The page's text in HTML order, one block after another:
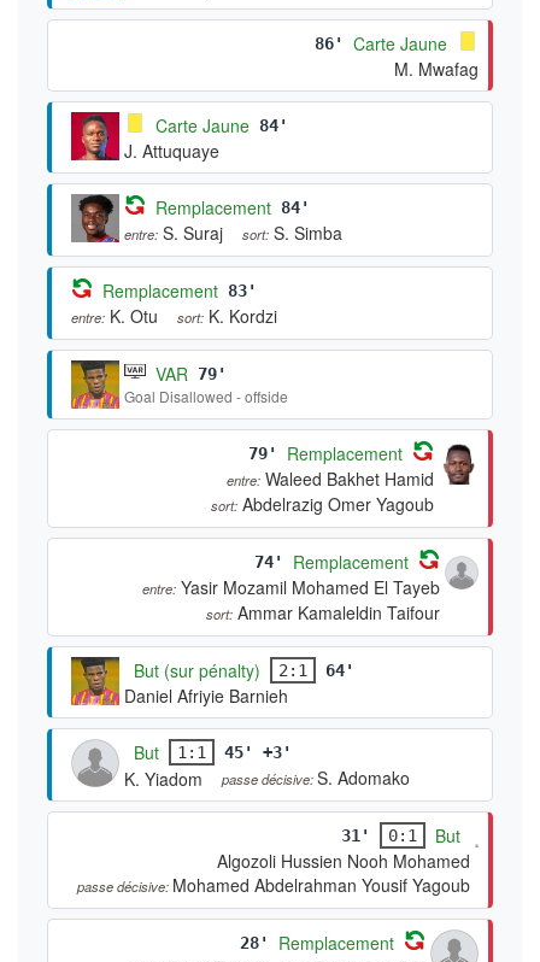
86'
Carte Jaune
M. Mwafag
Carte Jaune 84'
J. Attuquaye
Remplacement 84'
entre: S. Suraj sort: S. Simba
Remplacement 83'
entre: K. Otu sort: K. Kordzi
VAR 79'
Goal Disallowed - offside
79' Remplacement
entre: Waleed Bakhet Hamid
sort: Abdelrazig Omer Yagoub
74' Remplacement
entre: Yasir Mozamil Mohamed El Tayeb
sort: Ammar Kamaleldin Taifour
But (sur pénalty) 2:1 64'
Daniel Afriyie Barnieh
But 1:1 45' +3'
K. Yiadom passe décisive:S. Adomako
31' 0:1
But
Algozoli Hussien Nooh Mohamed
passe décisive: Mohamed Abdelrahman Yousif Yagoub
28' Remplacement